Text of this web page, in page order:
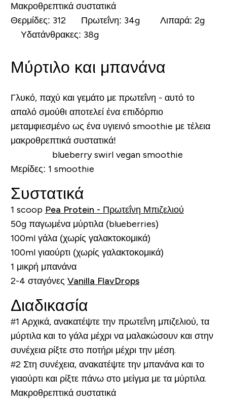
Μακροθρεπτικά συστατικά
Θερμίδες: 312 Πρωτεΐνη: 34g Λιπαρά: 2g
Υδατάνθρακες: 38g
Μύρτιλο και μπανάνα
Γλυκό, παχύ και γεμάτο με πρωτεΐνη - αυτό το
απαλό σμούθι αποτελεί ένα επιδόρπιο
μεταμφιεσμένο ως ένα υγιεινό smoothie με τέλεια
μακροθρεπτικά συστατικά!
Μερίδες: 1 smoothie
Συστατικά
1 scoop Pea Protein - Πρωτεΐνη Μπιζελιού
50g παγωμένα μύρτιλα (blueberries)
100ml γάλα (χωρίς γαλακτοκομικά)
100ml γιαούρτι (χωρίς γαλακτοκομικά)
1 μικρή μπανάνα
2-4 σταγόνες Vanilla FlavDrops
Διαδικασία
#1 Αρχικά, ανακατέψτε την πρωτεΐνη μπιζελιού, τα
μύρτιλα και το γάλα μέχρι να μαλακώσουν και στην
συνέχεια ρίξτε στο ποτήρι μέχρι την μέση.
#2 Στη συνέχεια, ανακατέψτε την μπανάνα και το
γιαούρτι και ρίξτε πάνω στο μείγμα με τα μύρτιλα.
Μακροθρεπτικά συστατικά